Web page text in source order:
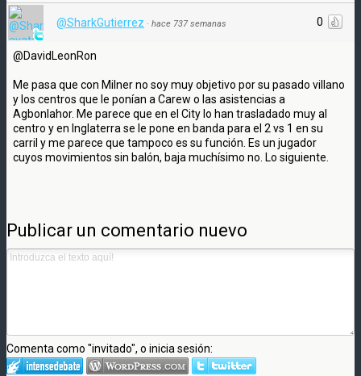
0
@SharkGutierrez · hace 737 semanas
@DavidLeonRon
Me pasa que con Milner no soy muy objetivo por su pasado villano
y los centros que le ponían a Carew o las asistencias a
Agbonlahor. Me parece que en el City lo han trasladado muy al
centro y en Inglaterra se le pone en banda para el 2 vs 1 en su
carril y me parece que tampoco es su función. Es un jugador
cuyos movimientos sin balón, baja muchísimo no. Lo siguiente.
Publicar un comentario nuevo
Comenta como "invitado", o inicia sesión: